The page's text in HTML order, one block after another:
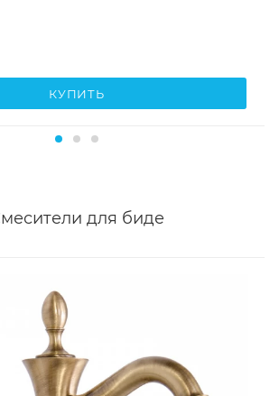
КУПИТЬ
для биде